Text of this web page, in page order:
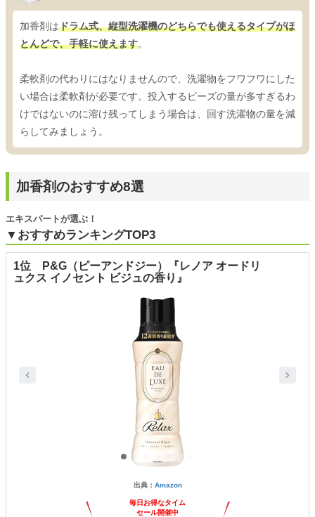
加香剤はドラム式、縦型洗濯機のどちらでも使えるタイプがほ
とんどで、手軽に使えます。
柔軟剤の代わりにはなりませんので、洗濯物をフワフワにした
い場合は柔軟剤が必要です。投入するビーズの量が多すぎるわ
けではないのに溶け残ってしまう場合は、回す洗濯物の量を減
らしてみましょう。
加香剤のおすすめ8選
▼おすすめランキングTOP3
エキスパートが選ぶ！
1位 P&G（ピーアンドジー）『レノア オードリ
ュクス イノセント ビジュの香り』
出典： Amazon
毎日お得なタイム
セール開催中